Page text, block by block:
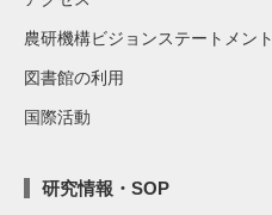
農研機構ビジョンステートメント
図書館の利用
国際活動
研究情報・SOP